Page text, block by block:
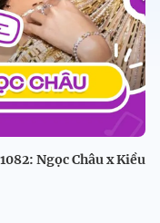
Ngọc Châu x Kiều